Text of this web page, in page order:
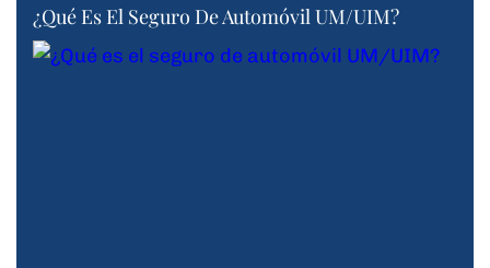
¿Qué Es El Seguro De Automóvil UM/UIM?